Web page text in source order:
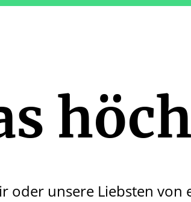
oder unsere Liebsten von